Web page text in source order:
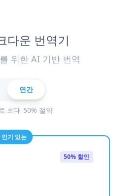
다운 번역기
위한 AI 기반 번역
연간
최대 50% 절약
인기 있는
50% 할인